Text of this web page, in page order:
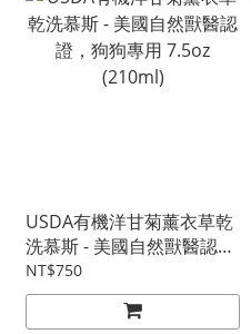
USDA有機洋甘菊薰衣草乾
洗慕斯 - 美國自然獸醫認
證，狗狗專用 7.5oz
(210ml)
NT$750